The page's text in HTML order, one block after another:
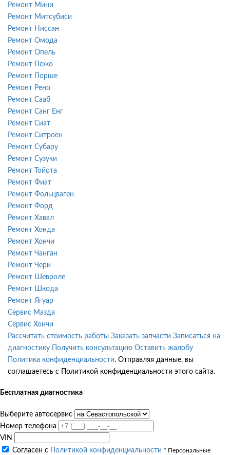
Ремонт Мини
Ремонт Митсубиси
Ремонт Ниссан
Ремонт Омода
Ремонт Опель
Ремонт Пежо
Ремонт Порше
Ремонт Рено
Ремонт Сааб
Ремонт Санг Енг
Ремонт Сиат
Ремонт Ситроен
Ремонт Субару
Ремонт Сузуки
Ремонт Тойота
Ремонт Фиат
Ремонт Фольцваген
Ремонт Форд
Ремонт Хавал
Ремонт Хонда
Ремонт Хончи
Ремонт Чанган
Ремонт Чери
Ремонт Шевроле
Ремонт Шкода
Ремонт Ягуар
Сервис Мазда
Сервис Хончи
Рассчитать стоимость работы Заказать запчасти Записаться на
диагностику
Получить консультацию Оставить жалобу
Политика конфиденциальности. Отправляя данные, вы
соглашаетесь с Политикой конфиденциальности этого сайта.
Бесплатная диагностика
Выберите автосервис
Номер телефона
VIN
Согласен с
Политикой конфиденциальности * Персональные